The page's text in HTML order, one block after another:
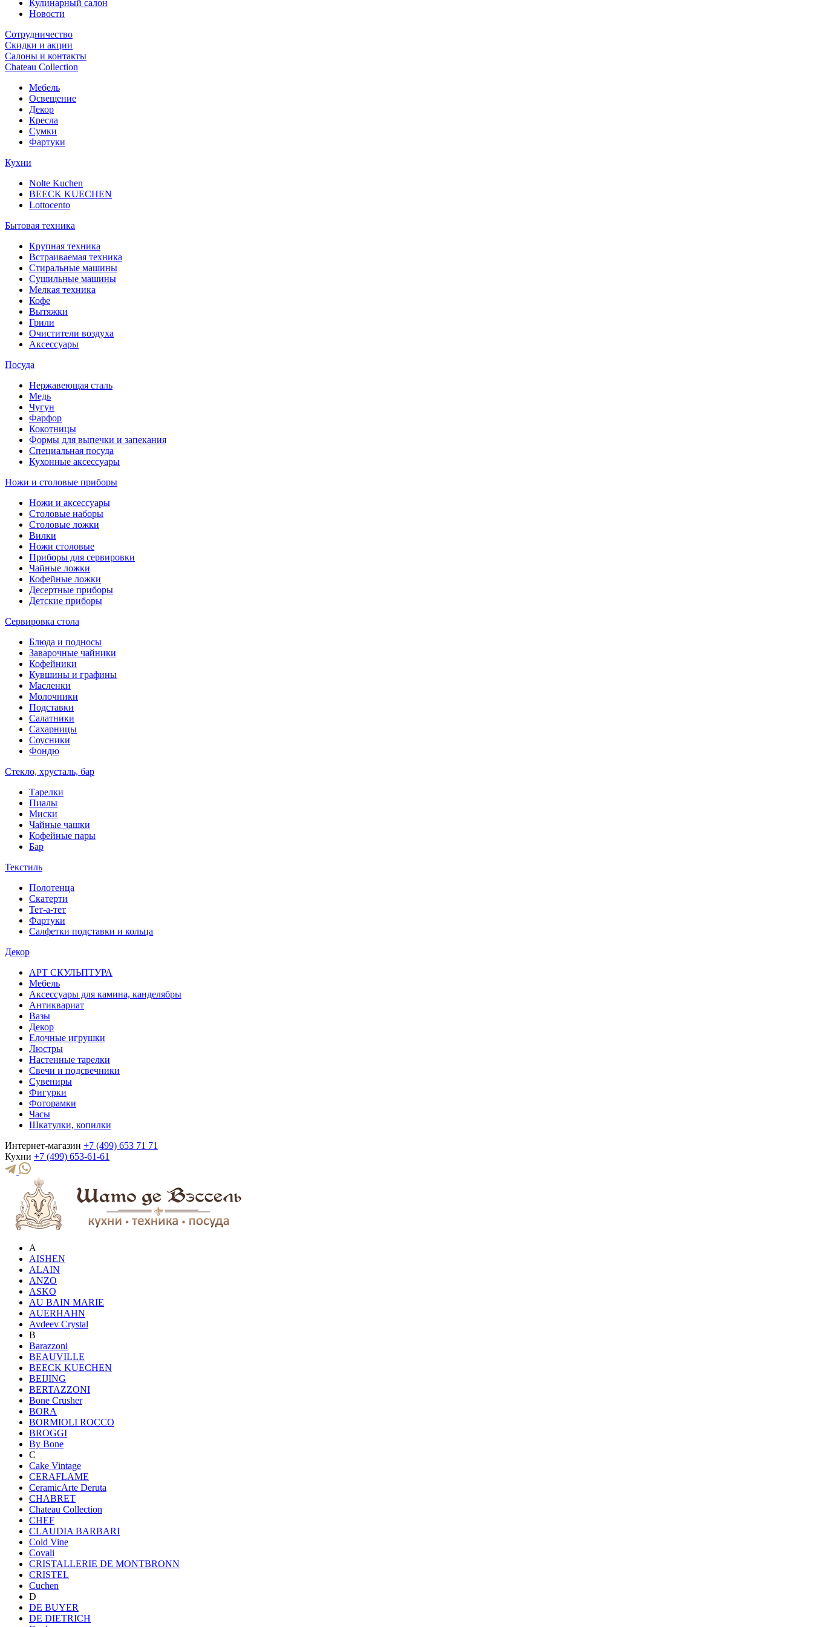
Кулинарный салон
Новости
Сотрудничество
Скидки и акции
Салоны и контакты
Chateau Collection
Мебель
Освещение
Декор
Кресла
Сумки
Фартуки
Кухни
Nolte Kuchen
BEECK KUECHEN
Lottocento
Бытовая техника
Крупная техника
Встраиваемая техника
Стиральные машины
Сушильные машины
Мелкая техника
Кофе
Вытяжки
Грили
Очистители воздуха
Аксессуары
Посуда
Нержавеющая сталь
Медь
Чугун
Фарфор
Кокотницы
Формы для выпечки и запекания
Специальная посуда
Кухонные аксессуары
Ножи и столовые приборы
Ножи и аксессуары
Столовые наборы
Столовые ложки
Вилки
Ножи столовые
Приборы для сервировки
Чайные ложки
Кофейные ложки
Десертные приборы
Детские приборы
Сервировка стола
Блюда и подносы
Заварочные чайники
Кофейники
Кувшины и графины
Масленки
Молочники
Подставки
Салатники
Сахарницы
Соусники
Фондю
Стекло, хрусталь, бар
Тарелки
Пиалы
Миски
Чайные чашки
Кофейные пары
Бар
Текстиль
Полотенца
Скатерти
Тет-а-тет
Фартуки
Салфетки подставки и кольца
Декор
АРТ СКУЛЬПТУРА
Мебель
Аксессуары для камина, канделябры
Антиквариат
Вазы
Декор
Елочные игрушки
Люстры
Настенные тарелки
Свечи и подсвечники
Сувениры
Фигурки
Фоторамки
Часы
Шкатулки, копилки
Интернет-магазин +7 (499) 653 71 71
Кухни +7 (499) 653-61-61
A
AISHEN
ALAIN
ANZO
ASKO
AU BAIN MARIE
AUERHAHN
Avdeev Crystal
B
Barazzoni
BEAUVILLE
BEECK KUECHEN
BEIJING
BERTAZZONI
Bone Crusher
BORA
BORMIOLI ROCCO
BROGGI
By Bone
C
Cake Vintage
CERAFLAME
CeramicArte Deruta
CHABRET
Chateau Collection
CHEF
CLAUDIA BARBARI
Cold Vine
Covali
CRISTALLERIE DE MONTBRONN
CRISTEL
Cuchen
D
DE BUYER
DE DIETRICH